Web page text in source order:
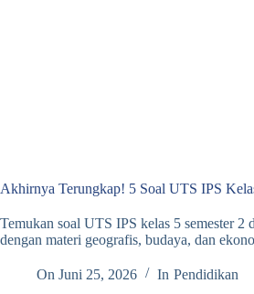
Akhirnya Terungkap! 5 Soal UTS IPS
Temukan soal UTS IPS kelas 5 semester
dengan materi geografis, budaya, dan
On Juni 25, 2026 In Pendidikan